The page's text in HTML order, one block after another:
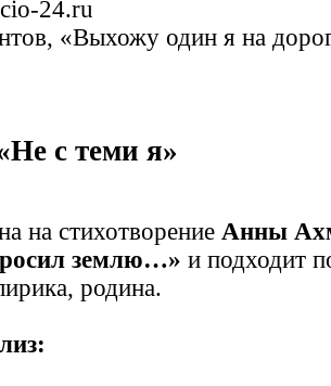
«Выхожу один я на
с теми я»
на стихотворение Анны
землю…» и подходит
родина.